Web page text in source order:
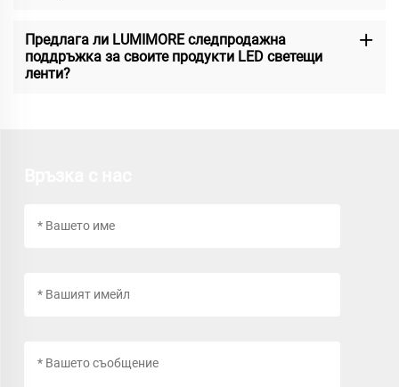
Предлага ли LUMIMORE следпродажна
поддръжка за своите продукти LED светещи
ленти?